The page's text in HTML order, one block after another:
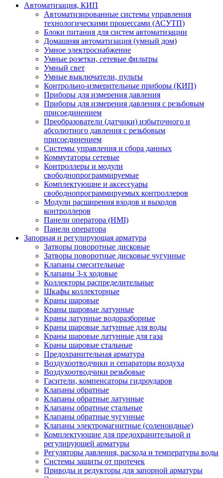
Автоматизация, КИП
Автоматизированные системы управления
технологическими процессами (АСУТП)
Блоки питания для систем автоматизации
Домашняя автоматизация (умный дом)
Умное электроснабжение
Умные розетки, сетевые фильтры
Умный свет
Умные выключатели, пульты
Контрольно-измерительные приборы (КИП)
Приборы для измерения давления
Приборы для измерения давления с резьбовым
присоединением
Преобразователи (датчики) избыточного и
абсолютного давления с резьбовым
присоединением
Системы управления и сбора данных
Коммутаторы сетевые
Контроллеры и модули
свободнопрограммируемые
Комплектующие и аксессуары
свободнопрограммируемых контроллеров
Модули расширения входов и выходов
контроллеров
Панели оператора (HMI)
Панели оператора
Запорная и регулирующая арматура
Затворы поворотные дисковые
Затворы поворотные дисковые чугунные
Клапаны смесительные
Клапаны 3-х ходовые
Коллекторы распределительные
Шкафы коллекторные
Краны шаровые
Краны шаровые латунные
Краны латунные водоразборные
Краны шаровые латунные для воды
Краны шаровые латунные для газа
Краны шаровые стальные
Предохранительная арматура
Воздухоотводчики и сепараторы воздуха
Воздухоотводчики резьбовые
Гасители, компенсаторы гидроударов
Клапаны обратные
Клапаны обратные латунные
Клапаны обратные стальные
Клапаны обратные чугунные
Клапаны электромагнитные (соленоидные)
Комплектующие для предохранительной и
регулирующей арматуры
Регуляторы давления, расхода и температуры воды
Системы защиты от протечек
Приводы и редукторы для запорной арматуры